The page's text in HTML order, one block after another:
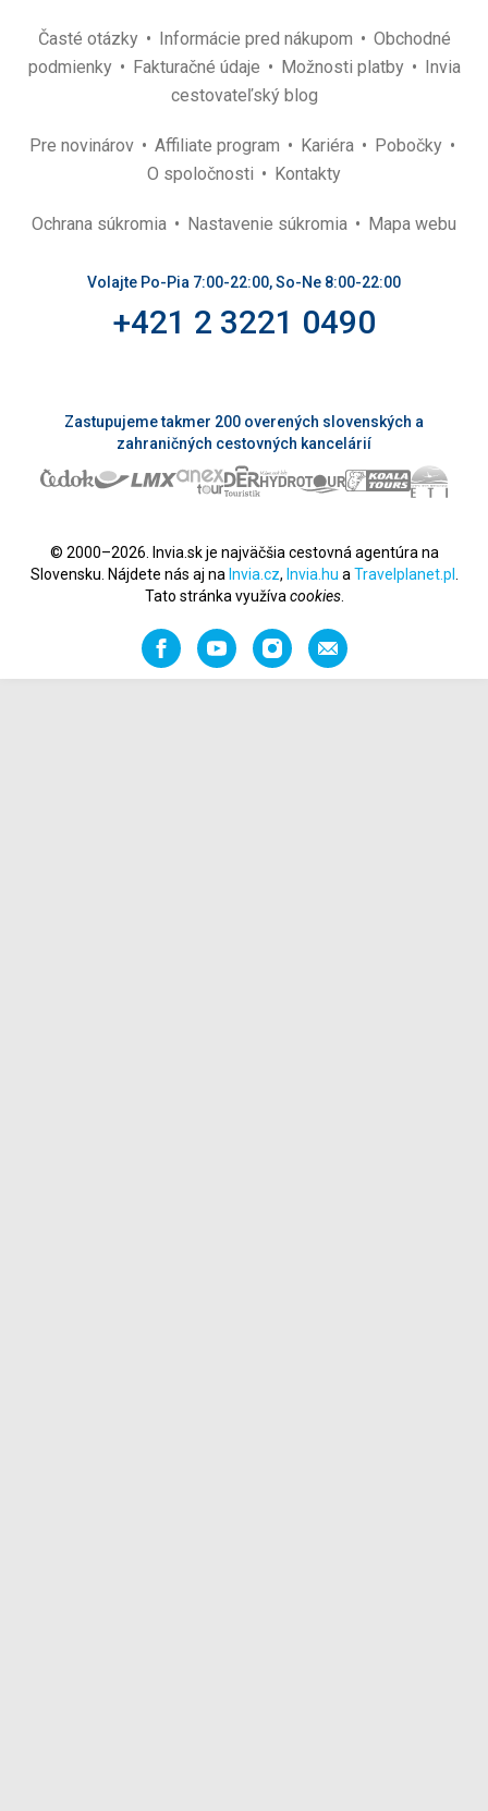
Časté otázky Informácie pred nákupom
Obchodné
podmienky
Fakturačné údaje Možnosti platby
Invia
cestovateľský blog
Pre novinárov Affiliate program Kariéra
Pobočky
O spoločnosti
Kontakty
Ochrana súkromia Nastavenie súkromia Mapa webu
Volajte Po-Pia 7:00-22:00, So-Ne 8:00-22:00
+421 2 3221 0490
Zastupujeme takmer 200 overených slovenských a
zahraničných cestovných kancelárií
© 2000–2026. Invia.sk je najväčšia cestovná agentúra na
Slovensku. Nájdete nás aj na Invia.cz, Invia.hu a Travelplanet.pl
Tato stránka využíva cookies.
FacebookYouTubeInstagramOdporučiť